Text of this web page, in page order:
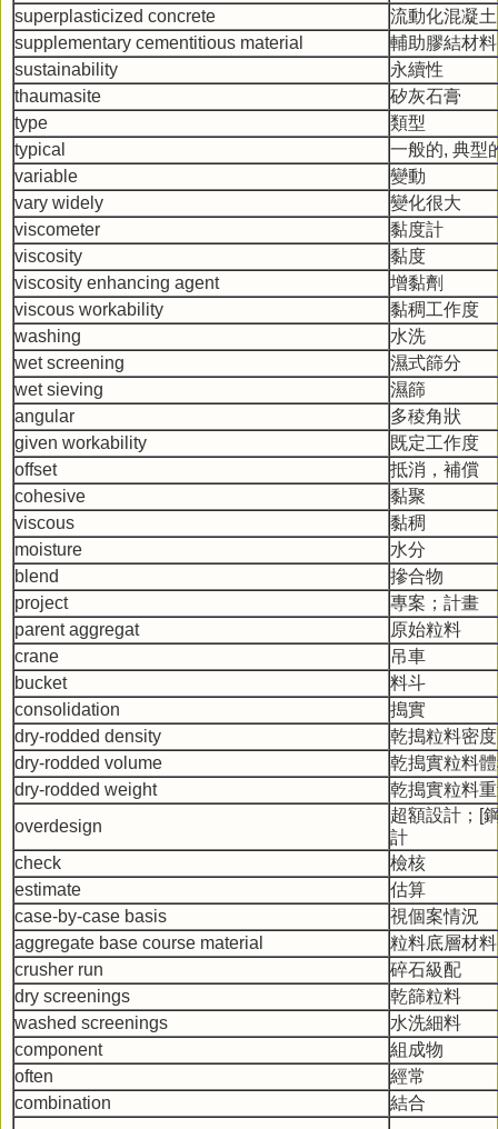
superplasticized concrete
流動化混凝土
supplementary cementitious material
輔助膠結材料
sustainability
永續性
thaumasite
矽灰石膏
type
類型
typical
一般的, 典型
variable
變動
vary widely
變化很大
viscometer
黏度計
viscosity
黏度
viscosity enhancing agent
增黏劑
viscous workability
黏稠工作度
washing
水洗
wet screening
濕式篩分
wet sieving
濕篩
angular
多稜角狀
given workability
既定工作度
offset
抵消，補償
cohesive
黏聚
viscous
黏稠
moisture
水分
blend
摻合物
project
專案；計畫
parent aggregat
原始粒料
crane
吊車
bucket
料斗
consolidation
搗實
dry-rodded density
乾搗粒料密度
dry-rodded volume
乾搗實粒料
dry-rodded weight
乾搗實粒料
overdesign
超額設計；[
計
check
檢核
estimate
估算
case-by-case basis
視個案情況
aggregate base course material
粒料底層材料
crusher run
碎石級配
dry screenings
乾篩粒料
washed screenings
水洗細料
component
組成物
often
經常
combination
結合